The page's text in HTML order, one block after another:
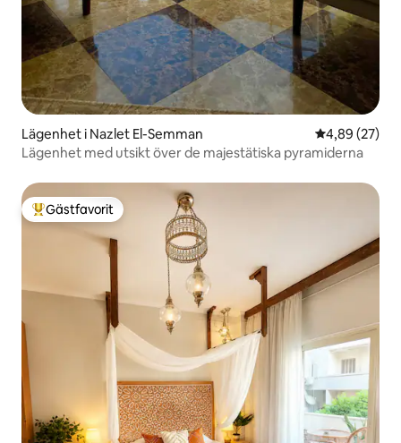
Lägenhet i Nazlet El-Semman 4,89 av 5 i
4,89 (27)
Lägenhet med utsikt över de majestätiska pyramiderna
Populär gästfavorit
Gästfavorit